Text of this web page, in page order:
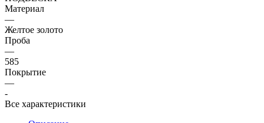
Материал
—
Желтое золото
Проба
—
585
Покрытие
—
-
Все характеристики